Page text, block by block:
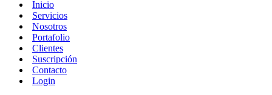
Inicio
Servicios
Nosotros
Portafolio
Clientes
Suscripción
Contacto
Login